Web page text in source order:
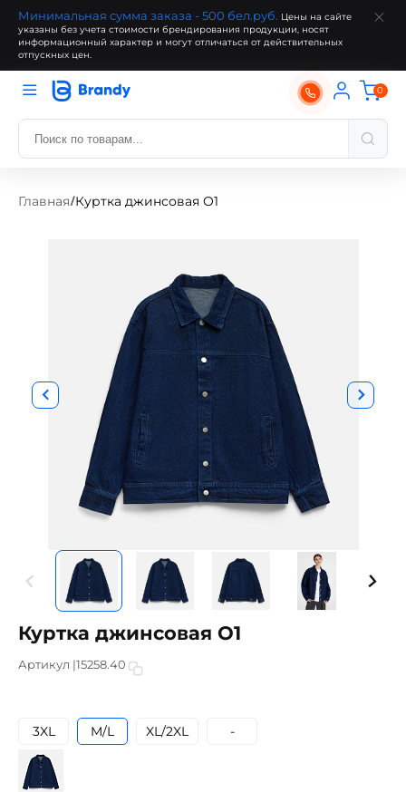
Минимальная сумма заказа - 500 бел.руб. Цены на сайте
указаны без учета стоимости брендирования продукции, носят
информационный характер и могут отличаться от действительных
отпускных цен.
0
Главная/Куртка джинсовая O1
Куртка джинсовая O1
Артикул |15258.40
3XL M/L XL/2XL -